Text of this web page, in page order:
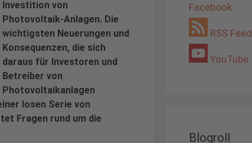
Investition von
Photovoltaik-Anlagen. Die
wichtigsten Neuerungen und
Konsequenzen, die sich
daraus für Investoren und
Betreiber von
Photovoltaikanlagen
losen Serie von
Fragen rund um die
Facebook
RSS Feed
YouTube
Blogroll